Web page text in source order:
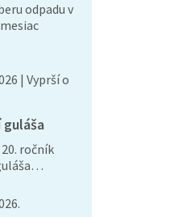
odpadu v
| Vyprší o
ročník